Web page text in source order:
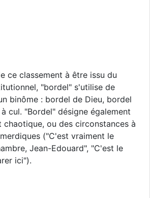
ce classement à être issu du
"bordel" s'utilise de
binôme : bordel de Dieu, bordel
cul. "Bordel" désigne également
chaotique, ou des circonstances à
("C'est vraiment le
Jean-Edouard", "C'est le
ici").